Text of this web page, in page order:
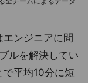
ンジニアに問
ルを解決してい
平均10分に短